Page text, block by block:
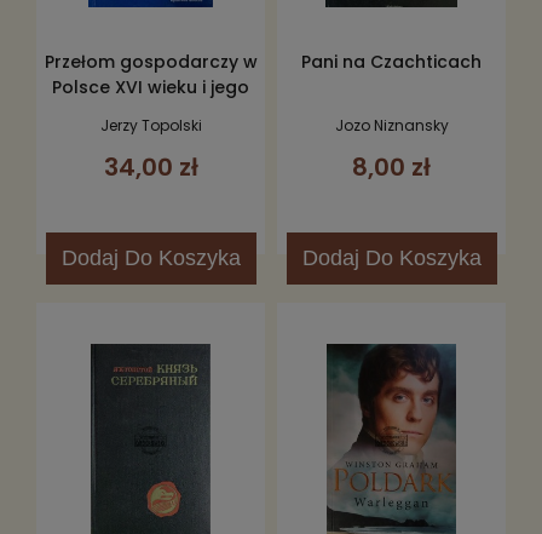
Przełom gospodarczy w
Polsce XVI wieku i jego
Jerzy Topolski
34,00 zł
Dodaj Do Koszyka
Pani na Czachticach
Jozo Niznansky
8,00 zł
Dodaj Do Koszyka